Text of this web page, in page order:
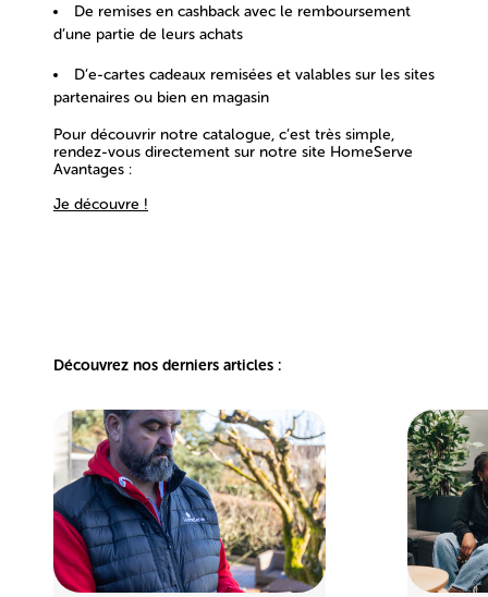
De remises en cashback avec le remboursement
d’une partie de leurs achats
D’e-cartes cadeaux remisées et valables sur les sites
partenaires ou bien en magasin
Pour découvrir notre catalogue, c’est très simple,
rendez-vous directement sur notre site HomeServe
Avantages :
Je découvre !
Découvrez nos derniers articles :